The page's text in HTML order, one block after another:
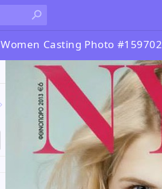
Women Casting Photo #159702